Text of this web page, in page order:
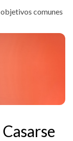
comunes